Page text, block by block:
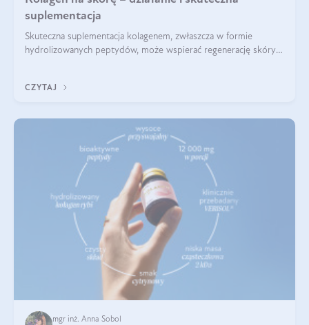
suplementacja
Skuteczna suplementacja kolagenem, zwłaszcza w formie
hydrolizowanych peptydów, może wspierać regenerację skóry i
CZYTAJ
mgr inż. Anna Sobol